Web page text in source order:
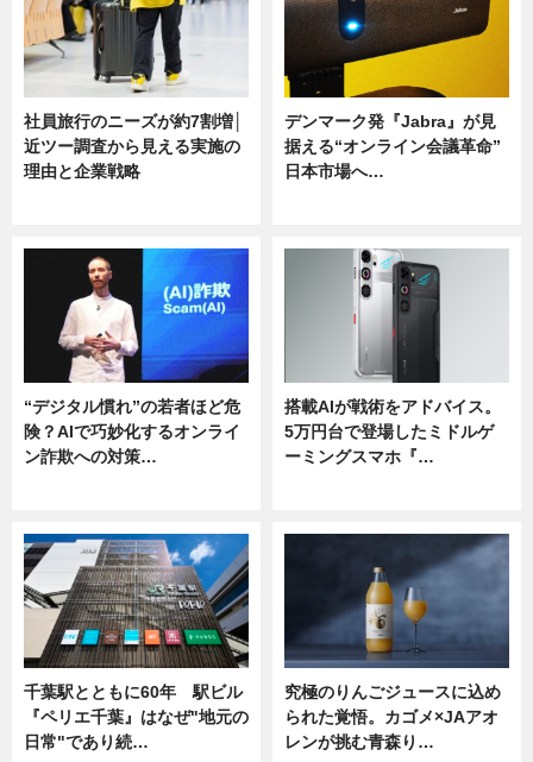
社員旅行のニーズが約7割増│
近ツー調査から見える実施の
理由と企業戦略
デンマーク発『Jabra』が見
据える“オンライン会議革命”
日本市場へ…
“デジタル慣れ”の若者ほど危
険？AIで巧妙化するオンライ
ン詐欺への対策…
搭載AIが戦術をアドバイス。
5万円台で登場したミドルゲ
ーミングスマホ『…
千葉駅とともに60年 駅ビル
『ペリエ千葉』はなぜ"地元の
日常"であり続…
究極のりんごジュースに込め
られた覚悟。カゴメ×JAアオ
レンが挑む青森り…